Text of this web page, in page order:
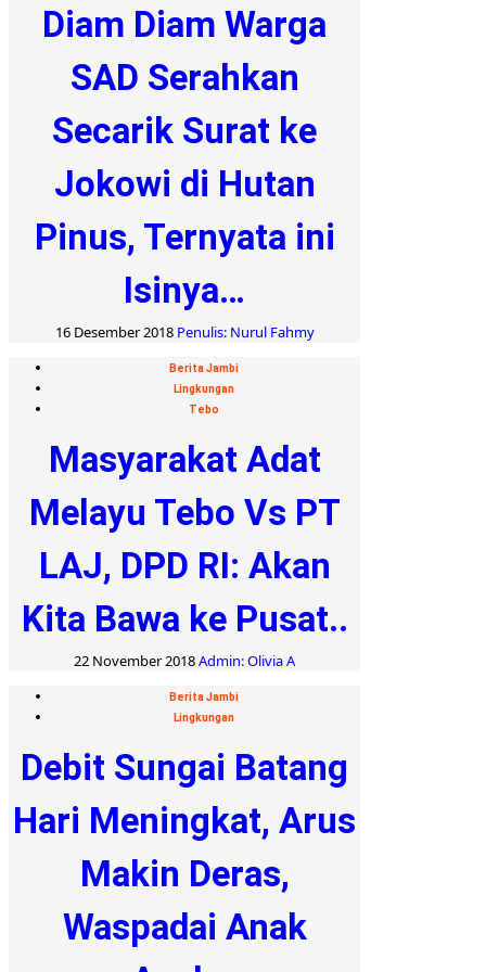
Diam Diam Warga
SAD Serahkan
Secarik Surat ke
Jokowi di Hutan
Pinus, Ternyata ini
Isinya…
16 Desember 2018 Penulis: Nurul Fahmy
Berita Jambi
Lingkungan
Tebo
Masyarakat Adat
Melayu Tebo Vs PT
LAJ, DPD RI: Akan
Kita Bawa ke Pusat..
22 November 2018Admin: Olivia A
Berita Jambi
Lingkungan
Debit Sungai Batang
Hari Meningkat, Arus
Makin Deras,
Waspadai Anak